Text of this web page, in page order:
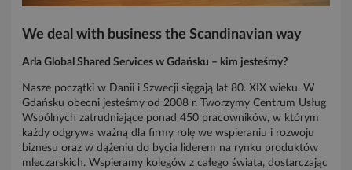
We deal with business the Scandinavian way
Arla Global Shared Services w Gdańsku – kim jesteśmy?
Nasze początki w Danii i Szwecji sięgają lat 80. XIX wieku. W
Gdańsku obecni jesteśmy od 2008 r. Tworzymy Centrum Usług
Wspólnych zatrudniające ponad 450 pracowników, w którym
każdy odgrywa ważną dla firmy rolę we wspieraniu i rozwoju
biznesu oraz w dążeniu do bycia liderem na rynku produktów
mleczarskich. Wspieramy kolegów z całego świata, dostarczając